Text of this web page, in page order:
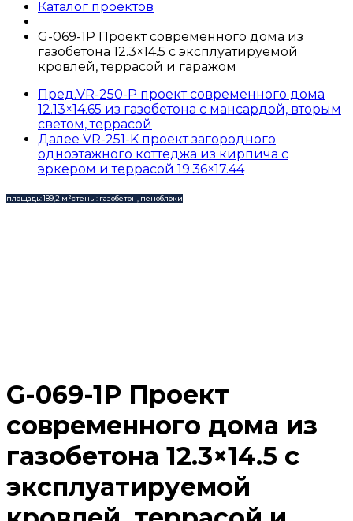
Каталог проектов
G-069-1P Проект современного дома из
газобетона 12.3×14.5 с эксплуатируемой
кровлей, террасой и гаражом
Пред.VR-250-P проект современного дома
12.13×14.65 из газобетона с мансардой, вторым
светом, террасой
Далее VR-251-K проект загородного
одноэтажного коттеджа из кирпича с
эркером и террасой 19.36×17.44
площадь: 189,2 м²стены: газобетон, пеноблоки
G-069-1P Проект
современного дома из
газобетона 12.3×14.5 с
эксплуатируемой